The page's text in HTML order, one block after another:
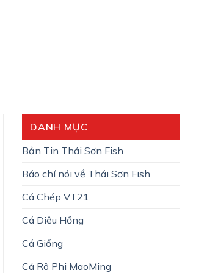
DANH MỤC
Bản Tin Thái Sơn Fish
Báo chí nói về Thái Sơn Fish
Cá Chép VT21
Cá Diêu Hồng
Cá Giống
Cá Rô Phi MaoMing